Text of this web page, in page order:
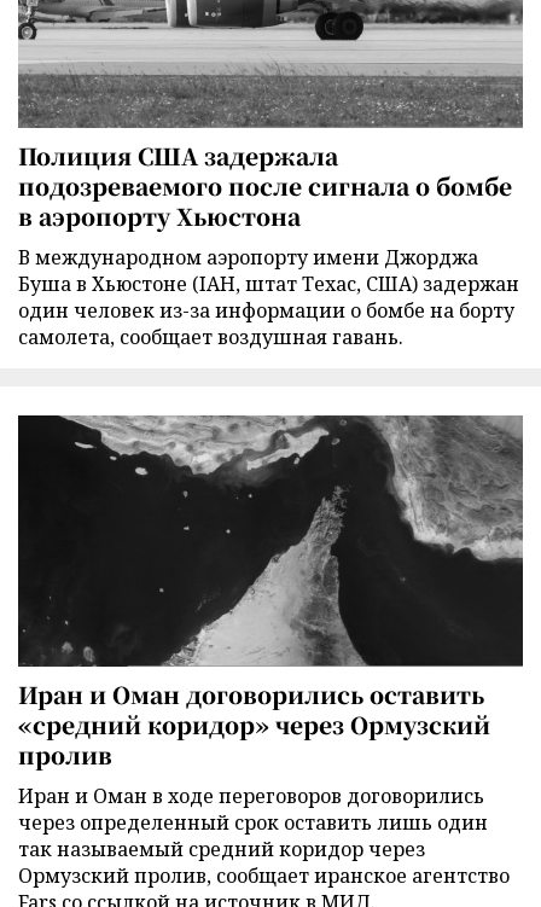
Полиция США задержала
подозреваемого после сигнала о бомбе
в аэропорту Хьюстона
В международном аэропорту имени Джорджа
Буша в Хьюстоне (IAH, штат Техас, США) задержан
один человек из-за информации о бомбе на борту
самолета, сообщает воздушная гавань.
Иран и Оман договорились оставить
«средний коридор» через Ормузский
пролив
Иран и Оман в ходе переговоров договорились
через определенный срок оставить лишь один
так называемый средний коридор через
Ормузский пролив, сообщает иранское агентство
Fars со ссылкой на источник в МИД.